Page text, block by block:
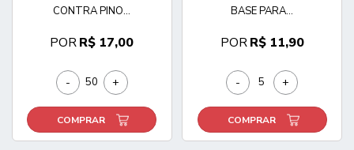
CONTRA PINO...
PORR$ 17,00
- +
COMPRAR
BASE PARA...
PORR$ 11,90
- +
COMPRAR